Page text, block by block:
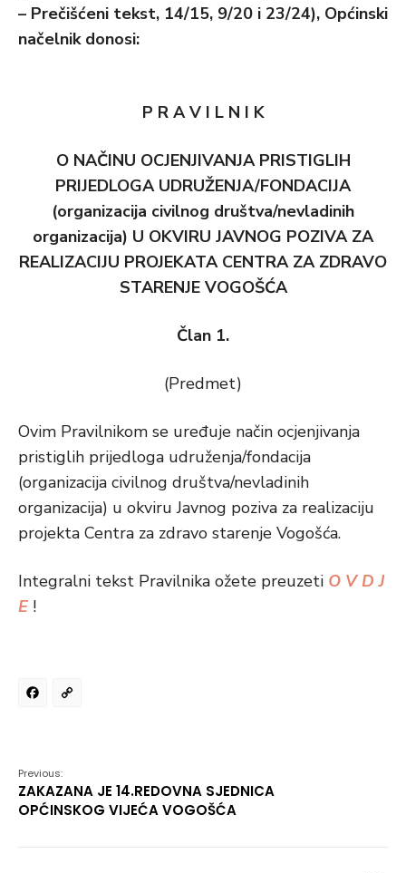
– Prečišćeni tekst, 14/15, 9/20 i 23/24), Općinski
načelnik donosi:
P R A V I L N I K
O NAČINU OCJENJIVANJA PRISTIGLIH
PRIJEDLOGA UDRUŽENJA/FONDACIJA
(organizacija civilnog društva/nevladinih
organizacija) U OKVIRU JAVNOG POZIVA ZA
REALIZACIJU PROJEKATA CENTRA ZA ZDRAVO
STARENJE VOGOŠĆA
Član 1.
(Predmet)
Ovim Pravilnikom se uređuje način ocjenjivanja
pristiglih prijedloga udruženja/fondacija
(organizacija civilnog društva/nevladinih
organizacija) u okviru Javnog poziva za realizaciju
projekta Centra za zdravo starenje Vogošća.
Integralni tekst Pravilnika ožete preuzeti O V D J
E !
Facebook
Previous:
ZAKAZANA JE 14.REDOVNA SJEDNICA
OPĆINSKOG VIJEĆA VOGOŠĆA